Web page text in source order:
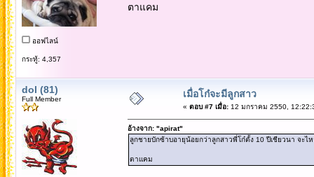
ออฟไลน์
กระทู้: 4,357
ตาแคม
dol (81)
Full Member เมื่อโก๋จะมีลูกสาว
« ตอบ #7 เมื่อ:12 มกราคม 2550,
อ้างจาก: "apirat"
ลูกชายบักซ้าบอายุน้อยกว่าลูกสาวพี่โก๋ตั้ง 10 ปีเชียวนา จะไห
ตาแคม